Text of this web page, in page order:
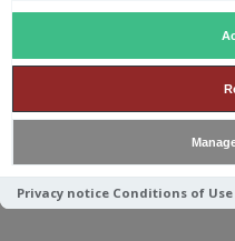
Privacy notice Conditions of Use
KILCHOMAN